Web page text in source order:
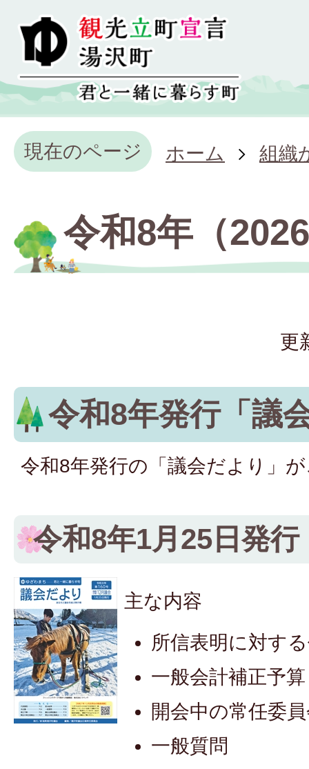
現在のページ ホーム 組織
令和8年（
更
令和8年発行「議
令和8年発行の「議会だより」
令和8年1月25日発行
主な内容
所信表明に対す
一般会計補正予算
開会中の常任委
一般質問